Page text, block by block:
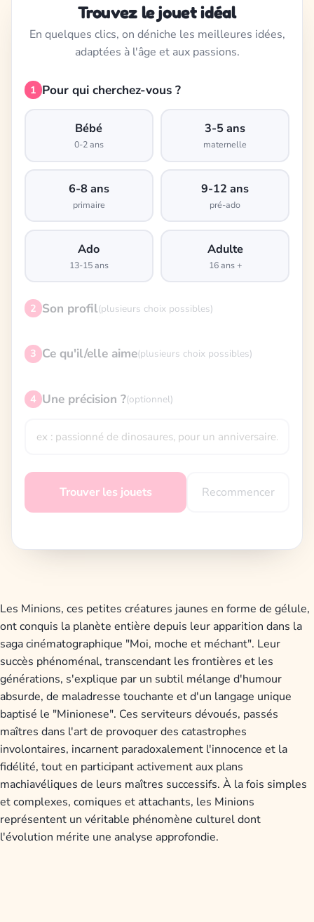
Trouvez le jouet idéal
En quelques clics, on déniche les meilleures idées,
adaptées à l'âge et aux passions.
1 Pour qui cherchez-vous ?
Bébé
0-2 ans
3-5 ans
maternelle
6-8 ans
primaire
9-12 ans
pré-ado
Ado
13-15 ans
Adulte
16 ans +
2 Son profil(plusieurs choix possibles)
3 Ce qu'il/elle aime(plusieurs choix possibles)
4 Une précision ?(optionnel)
Trouver les jouets Recommencer
Les Minions, ces petites créatures jaunes en forme de gélule,
ont conquis la planète entière depuis leur apparition dans la
saga cinématographique "Moi, moche et méchant". Leur
succès phénoménal, transcendant les frontières et les
générations, s'explique par un subtil mélange d'humour
absurde, de maladresse touchante et d'un langage unique
baptisé le "Minionese". Ces serviteurs dévoués, passés
maîtres dans l'art de provoquer des catastrophes
involontaires, incarnent paradoxalement l'innocence et la
fidélité, tout en participant activement aux plans
machiavéliques de leurs maîtres successifs. À la fois simples
et complexes, comiques et attachants, les Minions
représentent un véritable phénomène culturel dont
l'évolution mérite une analyse approfondie.